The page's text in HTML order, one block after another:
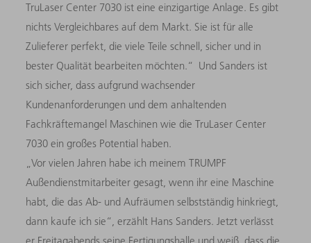
TruLaser Center 7030 ist eine einzigartige Anlage. Es gibt
nichts Vergleichbares auf dem Markt. Sie ist für alle
Zulieferer perfekt, die viele Teile schnell, sicher und in
bester Qualität bearbeiten möchten.“ Und Sanders ist
sich sicher, dass aufgrund wachsender
Kundenanforderungen und dem anhaltenden
Fachkräftemangel Maschinen wie die TruLaser Center
7030 ein großes Potential haben.
„Vor vielen Jahren habe ich meinem TRUMPF
Außendienstmitarbeiter gesagt, wenn ihr eine Maschine
habt, die das Ab- und Aufräumen selbstständig hinkriegt,
dann kaufe ich sie“, erzählt Hans Sanders. Jetzt verlässt